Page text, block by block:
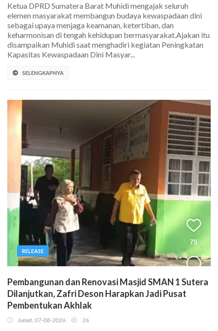
Ketua DPRD Sumatera Barat Muhidi mengajak seluruh
elemen masyarakat membangun budaya kewaspadaan dini
sebagai upaya menjaga keamanan, ketertiban, dan
keharmonisan di tengah kehidupan bermasyarakat.Ajakan itu
disampaikan Muhidi saat menghadiri kegiatan Peningkatan
Kapasitas Kewaspadaan Dini Masyar...
SELENGKAPNYA
RELEASE
Pembangunan dan Renovasi Masjid SMAN 1 Sutera
Dilanjutkan, Zafri Deson Harapkan Jadi Pusat
Pembentukan Akhlak
Jumat, 07-08-2026 26